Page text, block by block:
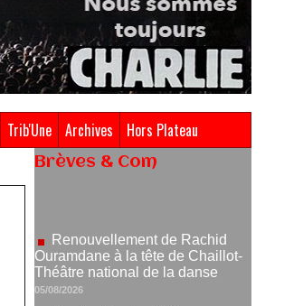
Trib'Une Archives Hors Plateau
Brèves & Com
Renouvellement de Rachid
Nomination de Jérôme
Montchal à la direction du Phénix,
Scène nationale de Valenciennes
Métropole